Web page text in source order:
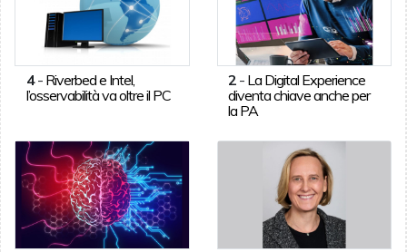
4- Riverbed e Intel,
l’osservabilità va oltre il PC
2 - La Digital Experience
diventa chiave anche per
la PA